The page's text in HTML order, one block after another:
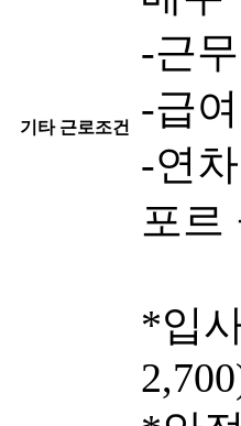
기타 근로조건
-근
-급
-연
포르
*입